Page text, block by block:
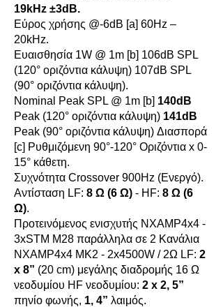
19kHz ±3dB.
Εύρος χρήσης @-6dB [a] 60Hz –
20kHz.
Ευαισθησία 1W @ 1m [b] 106dB SPL
(120° οριζόντια κάλυψη) 107dB SPL
(90° οριζόντια κάλυψη).
Nominal Peak SPL @ 1m [b] 140dB
Peak (120° οριζόντια κάλυψη) 141dB
Peak (90° οριζόντια κάλυψη) Διασπορά
[c] Ρυθμιζόμενη 90°-120° Οριζόντια x 0-
15° κάθετη.
Συχνότητα Crossover 900Hz (Ενεργό).
Αντίσταση LF: 8 Ω (6 Ω) - HF: 8 Ω (6
Ω).
Προτεινόμενος ενισχυτής NXAMP4x4 -
3xSTM M28 παράλληλα σε 2 Κανάλια
NXAMP4x4 MK2 - 2x4500W / 2Ω LF: 2
x 8” (20 cm) μεγάλης διαδρομής 16 Ω
νεοδυμίου HF νεοδυμίου: 2 x 2, 5”
πηνίο φωνής, 1, 4” λαιμός.